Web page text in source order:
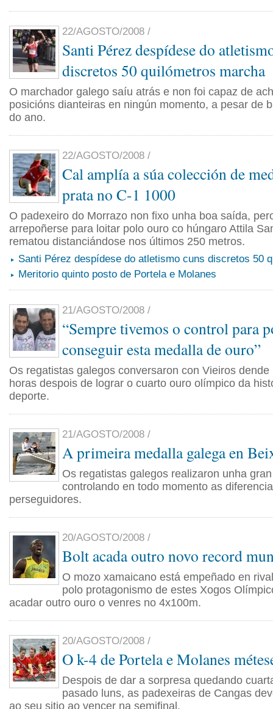
22/AGOSTO/2008 /
Santi Pérez despídese do
discretos 50 quilómetros marcha
O marchador galego saíu atrás e non foi capaz de
posicións dianteiras en ningún momento, a pesar de
do ano.
22/AGOSTO/2008 /
Cal amplía a súa colección de
prata no C-1 1000
O padexeiro do Morrazo non fixo unha boa saída,
arrepoñerse para loitar polo ouro co húngaro Attila
rematou distanciándose nos últimos 250 metros.
Santi Pérez despídese do atletismo cuns discretos 50
Meritorio quinto posto de Portela e Molanes
21/AGOSTO/2008 /
“Sempre tivemos o control para
conseguir esta medalla de ouro”
Os regatistas galegos conversaron con Vieiros
horas despois de lograr o cuarto ouro olímpico da
deporte.
21/AGOSTO/2008 /
A primeira medalla galega en
Os regatistas galegos realizaron unha
controlando en todo momento as
perseguidores.
20/AGOSTO/2008 /
Bolt acada outro novo record
O mozo xamaicano está empeñado en
polo protagonismo de estes Xogos
acadar outro ouro o venres no 4x100m.
20/AGOSTO/2008 /
O k-4 de Portela e Molanes
Despois de dar a sorpresa quedando
pasado luns, as padexeiras de Cangas
ao seu sitio ao vencer na semifinal.